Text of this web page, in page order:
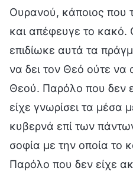
Ουρανού, κάποιος που
και απέφευγε το κακό.
επιδίωκε αυτά τα
να δει τον Θεό ούτε να
Θεού. Παρόλο που δεν
είχε γνωρίσει τα μέσα
κυβερνά επί των
σοφία με την οποία το
Παρόλο που δεν είχε